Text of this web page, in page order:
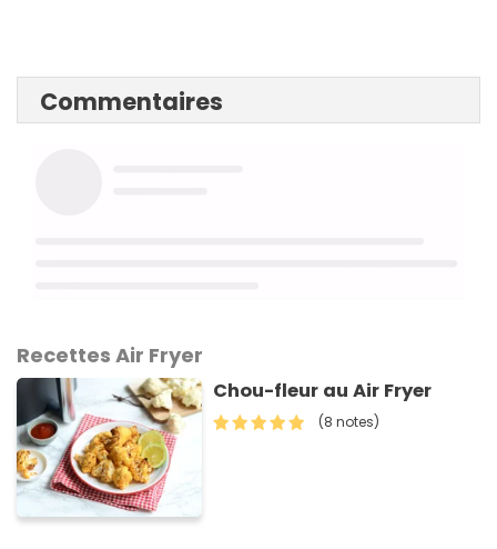
Commentaires
Recettes Air Fryer
Chou-fleur au Air Fryer
(8 notes)